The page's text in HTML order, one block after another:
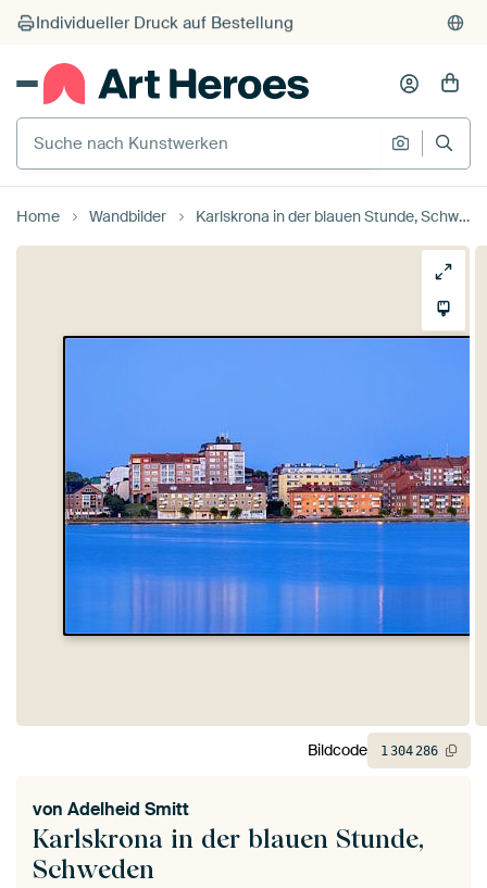
Individueller Druck auf Bestellung
Suche nach Kunstwerken
Suche
Home Wandbilder Karlskrona in der blauen Stunde, Schweden von Adelheid Smitt
Karlskrona in der blauen Stunde,
Schweden
von Adelheid Smitt
Bildcode 1 304 286